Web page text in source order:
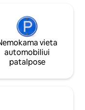
vieta
automobiliui
patalpose